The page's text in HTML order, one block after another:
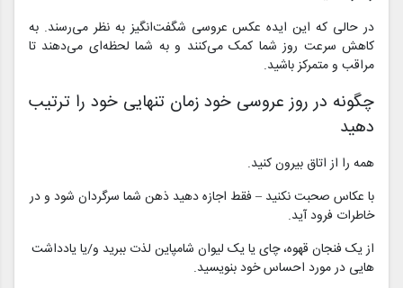
در حالی که این ایده عکس‌ عروسی شگفت‌انگیز به نظر می‌رسند. به
کاهش سرعت روز شما کمک می‌کنند و به شما لحظه‌ای می‌دهند تا
مراقب و متمرکز باشید.
چگونه در روز عروسی خود زمان تنهایی خود را ترتیب
دهید
همه را از اتاق بیرون کنید.
با عکاس صحبت نکنید – فقط اجازه دهید ذهن شما سرگردان شود و در
خاطرات فرود آید.
از یک فنجان قهوه، چای یا یک لیوان شامپاین لذت ببرید و/یا یادداشت
هایی در مورد احساس خود بنویسید.